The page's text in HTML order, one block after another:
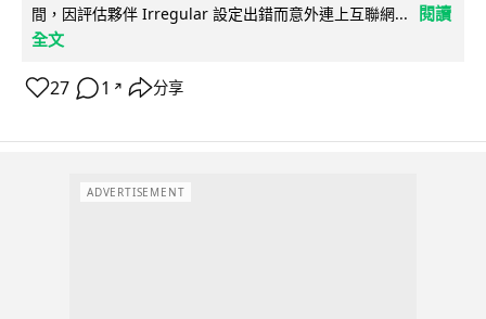
間，因評估夥伴 Irregular 設定出錯而意外連上互聯網...
閱讀
全文
27 1 ↗ 分享
ADVERTISEMENT